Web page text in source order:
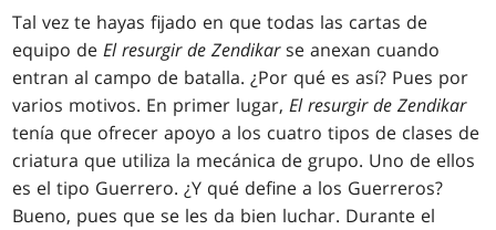
Tal vez te hayas fijado en que todas las cartas de
equipo deEl resurgir de Zendikarse anexan cuando
entran al campo de batalla. ¿Por qué es así? Pues por
varios motivos. En primer lugar,El resurgir de Zendikar
tenía que ofrecer apoyo a los cuatro tipos de clases de
criatura que utiliza la mecánica de grupo. Uno de ellos
es el tipo Guerrero. ¿Y qué define a los Guerreros?
Bueno, pues que se les da bien luchar. Durante el